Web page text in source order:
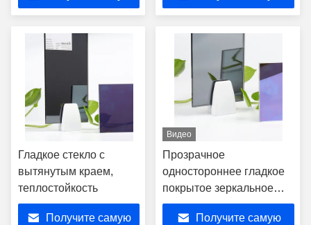
ультрафиолетовая
устойчивость
Гладкое стекло с
вытянутым краем,
теплостойкость
Получите самую
Видео
Прозрачное
одностороннее гладкое
покрытое зеркальное
стекло для студии
Получите самую